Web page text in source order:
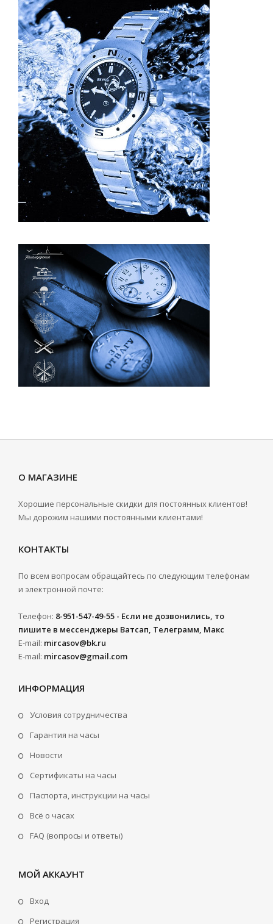
О МАГАЗИНЕ
Хорошие персональные скидки для постоянных клиентов!
Мы дорожим нашими постоянными клиентами!
КОНТАКТЫ
По всем вопросам обращайтесь по следующим телефонам
и электронной почте:
Телефон: 8-951-547-49-55 - Если не дозвонились, то
пишите в мессенджеры Ватсап, Телеграмм, Макс
E-mail: mircasov@bk.ru
E-mail: mircasov@gmail.com
ИНФОРМАЦИЯ
Условия сотрудничества
Гарантия на часы
Новости
Сертификаты на часы
Паспорта, инструкции на часы
Всё о часах
FAQ (вопросы и ответы)
МОЙ АККАУНТ
Вход
Регистрация